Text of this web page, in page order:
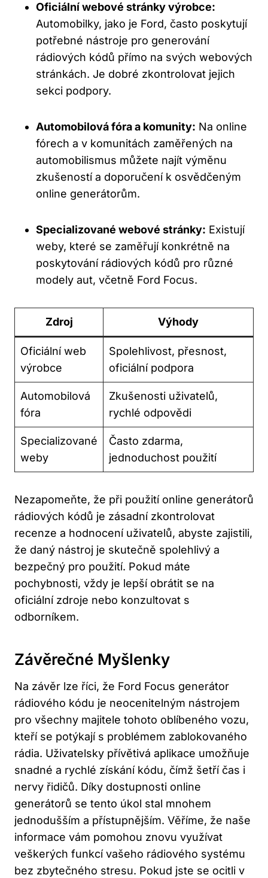
Oficiální webové stránky výrobce:
Automobilky,⁣ jako je Ford,⁣ často poskytují⁢
potřebné nástroje pro generování
rádiových kódů přímo na svých webových
stránkách. Je dobré zkontrolovat jejich
sekci podpory.
Automobilová fóra a ​komunity: Na online
fórech a v komunitách zaměřených na
automobilismus můžete‍ najít výměnu
⁤zkušeností a doporučení k osvědčeným
online generátorům.
Specializované webové stránky: Existují
weby, ‍které se zaměřují konkrétně na
poskytování rádiových kódů pro různé
modely aut, včetně Ford Focus.
Zdroj Výhody
Oficiální web
⁣výrobce
Spolehlivost,​ přesnost,
oficiální podpora
Automobilová
fóra
Zkušenosti uživatelů,
rychlé odpovědi
Specializované
weby
Často zdarma,
jednoduchost použití
Nezapomeňte, že při použití online generátorů
rádiových kódů je zásadní zkontrolovat
recenze a hodnocení uživatelů, abyste‌ zajistili,
že daný nástroj je skutečně spolehlivý a
bezpečný pro použití. Pokud máte
pochybnosti, vždy je lepší obrátit⁢ se na
oficiální zdroje⁤ nebo konzultovat s
odborníkem.
Závěrečné Myšlenky
Na závěr lze říci, že Ford Focus generátor
rádiového kódu je neocenitelným nástrojem ​
pro všechny majitele tohoto oblíbeného vozu,
kteří se potýkají s problémem zablokovaného
rádia. Uživatelsky přívětivá aplikace umožňuje
snadné a rychlé získání kódu, čímž šetří čas i
⁢nervy ‌řidičů. Díky dostupnosti online
generátorů ​se tento úkol stal mnohem
jednodušším a přístupnějším. Věříme, že naše
informace vám pomohou znovu využívat
veškerých funkcí vašeho rádiového systému
bez zbytečného stresu. Pokud jste se ocitli v